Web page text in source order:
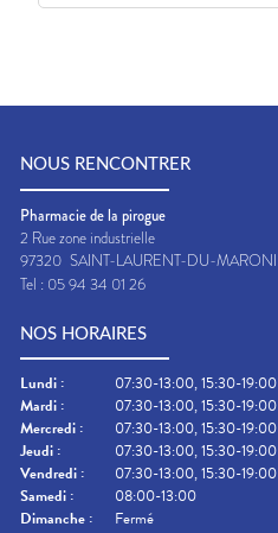
NOUS RENCONTRER
Pharmacie de la pirogue
2 Rue zone industrielle
97320 SAINT-LAURENT-DU-MARONI
Tel : 05 94 34 01 26
NOS HORAIRES
Lundi :
07:30-13:00, 15:30-19:00
Mardi :
07:30-13:00, 15:30-19:00
Mercredi :
07:30-13:00, 15:30-19:00
Jeudi :
07:30-13:00, 15:30-19:00
Vendredi :
07:30-13:00, 15:30-19:00
Samedi :
08:00-13:00
Dimanche : Fermé